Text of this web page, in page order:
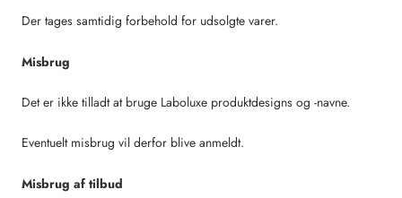
Der tages samtidig forbehold for udsolgte varer.
Misbrug
Det er ikke tilladt at bruge Laboluxe produktdesigns og -navne.
Eventuelt misbrug vil derfor blive anmeldt.
Misbrug af tilbud